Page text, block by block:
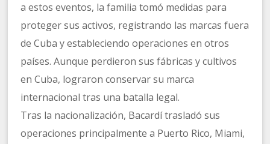
a estos eventos, la familia tomó medidas para
proteger sus activos, registrando las marcas fuera
de Cuba y estableciendo operaciones en otros
países. Aunque perdieron sus fábricas y cultivos
en Cuba, lograron conservar su marca
internacional tras una batalla legal.
Tras la nacionalización, Bacardí trasladó sus
operaciones principalmente a Puerto Rico, Miami,